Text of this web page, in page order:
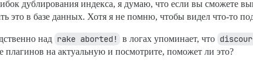
дублирования индекса, я думаю, что если вы сможете
это в базе данных. Хотя я не помню, чтобы видел что-то
над rake aborted! в логах упоминает, что
плагинов на актуальную и посмотрите, поможет ли это?